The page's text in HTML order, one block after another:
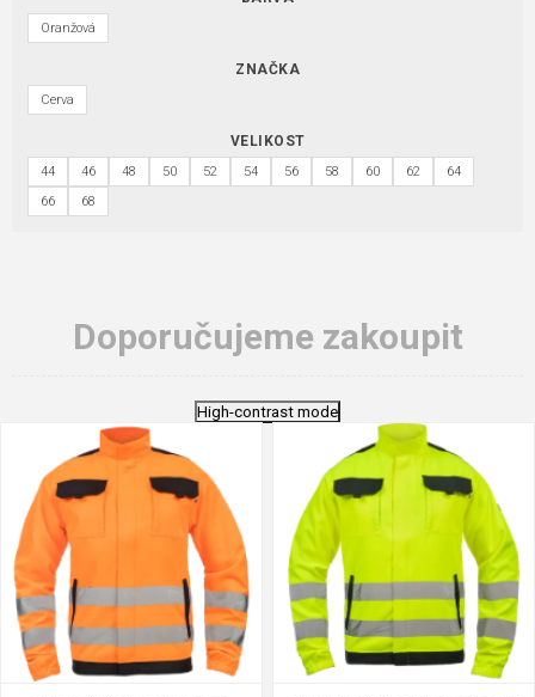
Oranžová
ZNAČKA
Cerva
VELIKOST
44 46 48 50 52 54 56 58 60 62
64
66
68
Doporučujeme zakoupit
High-contrast mode